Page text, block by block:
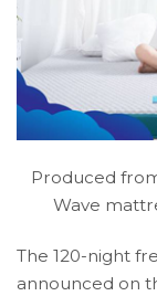
Produced
Wave
The 120-night
announced on